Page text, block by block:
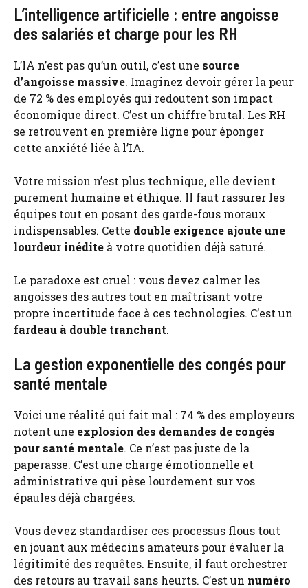
L’intelligence artificielle : entre angoisse
des salariés et charge pour les RH
L’IA n’est pas qu’un outil, c’est une source
d’angoisse massive. Imaginez devoir gérer la peur
de 72 % des employés qui redoutent son impact
économique direct. C’est un chiffre brutal. Les RH
se retrouvent en première ligne pour éponger
cette anxiété liée à l’IA.
Votre mission n’est plus technique, elle devient
purement humaine et éthique. Il faut rassurer les
équipes tout en posant des garde-fous moraux
indispensables. Cette double exigence ajoute une
lourdeur inédite à votre quotidien déjà saturé.
Le paradoxe est cruel : vous devez calmer les
angoisses des autres tout en maîtrisant votre
propre incertitude face à ces technologies. C’est un
fardeau à double tranchant.
La gestion exponentielle des congés pour
santé mentale
Voici une réalité qui fait mal : 74 % des employeurs
notent une explosion des demandes de congés
pour santé mentale. Ce n’est pas juste de la
paperasse. C’est une charge émotionnelle et
administrative qui pèse lourdement sur vos
épaules déjà chargées.
Vous devez standardiser ces processus flous tout
en jouant aux médecins amateurs pour évaluer la
légitimité des requêtes. Ensuite, il faut orchestrer
des retours au travail sans heurts. C’est un numéro